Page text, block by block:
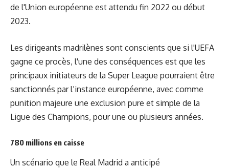
de l'Union européenne est attendu fin 2022 ou début
2023.
Les dirigeants madrilènes sont conscients que si l'UEFA
gagne ce procès, l'une des conséquences est que les
principaux initiateurs de la Super League pourraient être
sanctionnés par l’instance européenne, avec comme
punition majeure une exclusion pure et simple de la
Ligue des Champions, pour une ou plusieurs années.
780 millions en caisse
Un scénario que le Real Madrid a anticipé